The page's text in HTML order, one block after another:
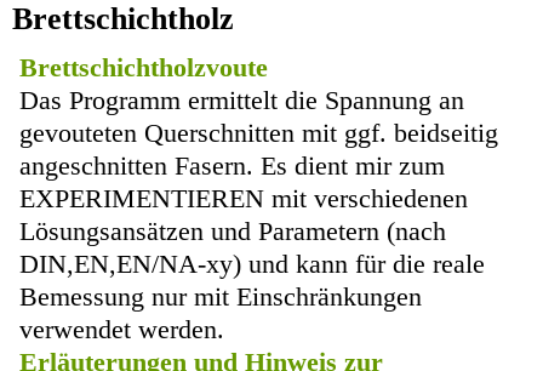
Brettschichtholz
Brettschichtholzvoute
Das Programm ermittelt die Spannung an
gevouteten Querschnitten mit ggf. beidseitig
angeschnitten Fasern. Es dient mir zum
EXPERIMENTIEREN mit verschiedenen
Lösungsansätzen und Parametern (nach
DIN,EN,EN/NA-xy) und kann für die reale
Bemessung nur mit Einschränkungen
verwendet werden.
Erläuterungen und Hinweis zur